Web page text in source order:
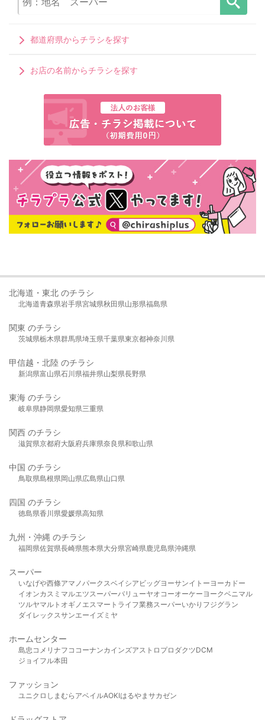
都道府県からチラシを探す
お店の名前からチラシを探す
北海道・東北 のチラシ
北海道青森県岩手県宮城県秋田県山形県福島県
関東 のチラシ
茨城県栃木県群馬県埼玉県千葉県東京都神奈川県
甲信越・北陸 のチラシ
新潟県富山県石川県福井県山梨県長野県
東海 のチラシ
岐阜県静岡県愛知県三重県
関西 のチラシ
滋賀県京都府大阪府兵庫県奈良県和歌山県
中国 のチラシ
鳥取県島根県岡山県広島県山口県
四国 のチラシ
徳島県香川県愛媛県高知県
九州・沖縄 のチラシ
福岡県佐賀県長崎県熊本県大分県宮崎県鹿児島県沖縄県
スーパー
いなげや西條アマノパークスベイシア ビッグヨーサンイトーヨーカドー
イオンカスミ マルエツスーパーバリューヤオコーオーケー ヨークベニマル
ツルヤマルト オギノ エスマート ライフ業務スーパーいかり フジグラン
ダイレックスサンエーイズミヤ
ホームセンター
島忠 コメリ ナフコ コーナンカインズアストロプロダクツDCM
ジョイフル本田
ファッション
ユニクロ しまむら アベイルAOKIはるやま サカゼン